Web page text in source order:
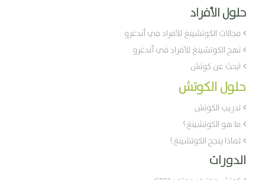
حلول الأفراد
مجالات الكوتشينغ للأفراد في أندغرو
نهج الكوتشينغ للأفراد في أندغرو
ابحث عن كوتش
حلول الكوتش
تدريب الكوتش
ما هو الكوتشينغ؟
لماذا ينجح الكوتشينغ؟
الدورات